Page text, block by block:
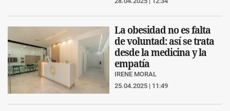
La obesidad no es falta
de voluntad: así se trata
desde la medicina y la
empatía
IRENE MORAL
25.04.2025 | 11:49